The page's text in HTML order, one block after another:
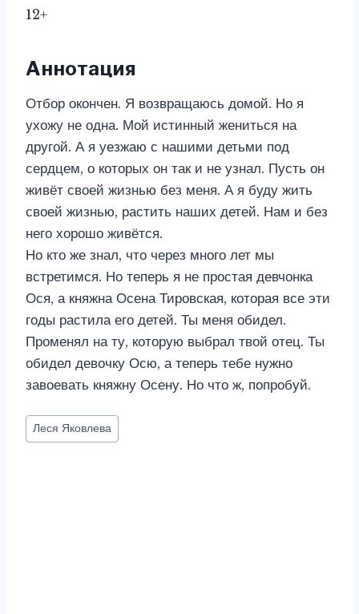
12+
Аннотация
Отбор окончен. Я возвращаюсь домой. Но я
ухожу не одна. Мой истинный жениться на
другой. А я уезжаю с нашими детьми под
сердцем, о которых он так и не узнал. Пусть он
живёт своей жизнью без меня. А я буду жить
своей жизнью, растить наших детей. Нам и без
него хорошо живётся.
Но кто же знал, что через много лет мы
встретимся. Но теперь я не простая девчонка
Ося, а княжна Осена Тировская, которая все эти
годы растила его детей. Ты меня обидел.
Променял на ту, которую выбрал твой отец. Ты
обидел девочку Осю, а теперь тебе нужно
завоевать княжну Осену. Но что ж, попробуй.
Метки
записи:
Леся Яковлева